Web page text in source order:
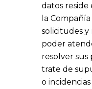
datos
la
solicitudes y
poder
resolver sus
trate de
o